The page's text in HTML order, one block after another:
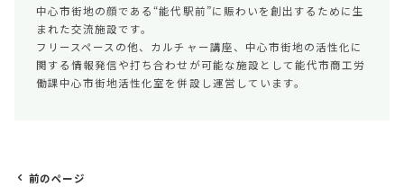
中心市街地の顔である“能代駅前”に賑わいを創出するために生
まれた交流施設です。
フリースペースの他、カルチャー講座、中心市街地の活性化に
関する情報発信や打ち合わせが可能な施設として能代市商工労
働課中心市街地活性化室を併設し運営しています。
前のページ